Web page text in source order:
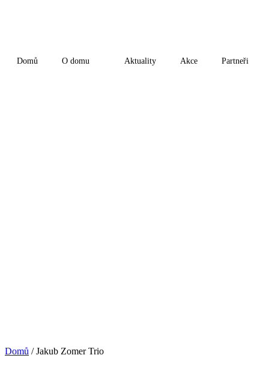
Domů O domu Aktuality Akce Partneři
Domů / Jakub Zomer Trio